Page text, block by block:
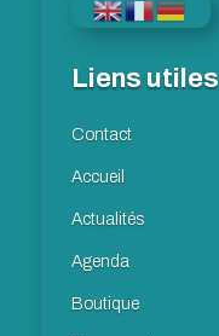
Liens utiles
Contact
Accueil
Actualités
Agenda
Boutique